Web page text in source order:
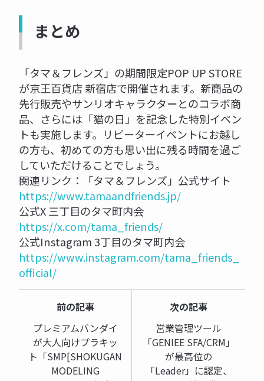
まとめ
「タマ＆フレンズ」の期間限定POP UP STORE
が京王百貨店 新宿店で開催されます。新商品の
先行販売やサンリオキャラクターとのコラボ商
品、さらには「猫の日」を記念した特別イベン
トも実施します。リピーターイベントにお越し
の方も、初めての方も思い出に残る時間を過ご
していただけることでしょう。
関連リンク：「タマ＆フレンズ」公式サイト
https://www.tamaandfriends.jp/
公式X 三丁目のタマ町内会
https://x.com/tama_friends/
公式Instagram 3丁目のタマ町内会
https://www.instagram.com/tama_friends_
official/
前の記事
プレミアムバンダイ
が大人向けプラキッ
ト「SMP[SHOKUGAN
MODELING
次の記事
営業管理ツール
「GENIEE SFA/CRM」
が最高位の
「Leader」に認定、